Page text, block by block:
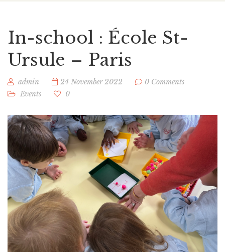
In-school : École St-
Ursule – Paris
admin 24 November 2022
0 Comments
Events
0